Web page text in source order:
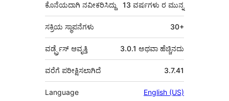
ಕೊನೆಯದಾಗಿ ನವೀಕರಿಸಿದ್ದು 13 ವರ್ಷಗಳು ರ ಮುನ್ನ
ಸಕ್ರಿಯ ಸ್ಥಾಪನೆಗಳು 30+
ವರ್ಡ್ಪ್ರೆಸ್ ಆವೃತ್ತಿ 3.0.1 ಅಥವಾ ಹೆಚ್ಚಿನದು
3.7.41
ವರೆಗೆ ಪರೀಕ್ಷಿಸಲಾಗಿದೆ
Language English (US)